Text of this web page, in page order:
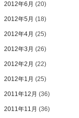
2012年6月 (20)
2012年5月 (18)
2012年4月 (25)
2012年3月 (26)
2012年2月 (22)
2012年1月 (25)
2011年12月 (36)
2011年11月 (36)